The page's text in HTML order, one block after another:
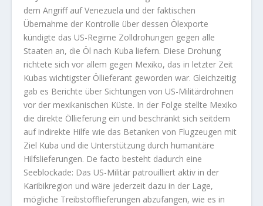
dem Angriff auf Venezuela und der faktischen
Übernahme der Kontrolle über dessen Ölexporte
kündigte das US-Regime Zolldrohungen gegen alle
Staaten an, die Öl nach Kuba liefern. Diese Drohung
richtete sich vor allem gegen Mexiko, das in letzter Zeit
Kubas wichtigster Öllieferant geworden war. Gleichzeitig
gab es Berichte über Sichtungen von US-Militärdrohnen
vor der mexikanischen Küste. In der Folge stellte Mexiko
die direkte Öllieferung ein und beschränkt sich seitdem
auf indirekte Hilfe wie das Betanken von Flugzeugen mit
Ziel Kuba und die Unterstützung durch humanitäre
Hilfslieferungen. De facto besteht dadurch eine
Seeblockade: Das US-Militär patrouilliert aktiv in der
Karibikregion und wäre jederzeit dazu in der Lage,
mögliche Treibstofflieferungen abzufangen, wie es in